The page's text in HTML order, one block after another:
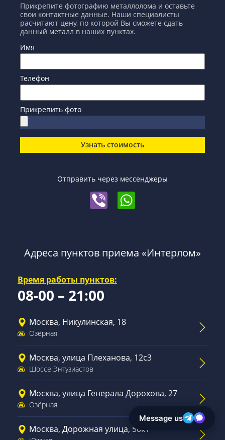
Прикрепите фотографию металлолома и оставьте
свои контактные данные. Наши специалисты
расчитают цену, по которой Вы сможете сдать
данный металл в наших пунктах.
Имя
Телефон
Прикрепить фото
Узнать стоимость
Отправить через мессенджеры
Адреса пунктов приема «Интерлом»
Время работы пунктов:
08-00 – 21:00
Москва, Никулинская, 18
Озёрная
Москва, улица Плеханова, 12с3
Шоссе Энтузиастов
Москва, улица Генерала Дорохова, 27
Озёрная
Москва, Дорожная улица, 50к1